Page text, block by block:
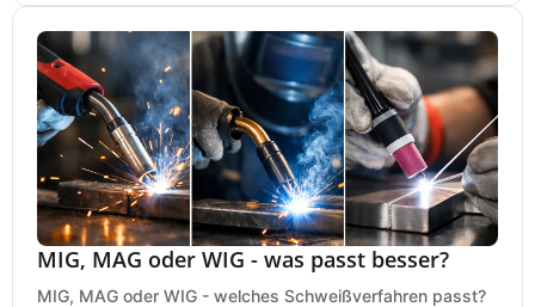
MIG, MAG oder WIG - was passt besser?
MIG, MAG oder WIG - welches Schweißverfahren passt?